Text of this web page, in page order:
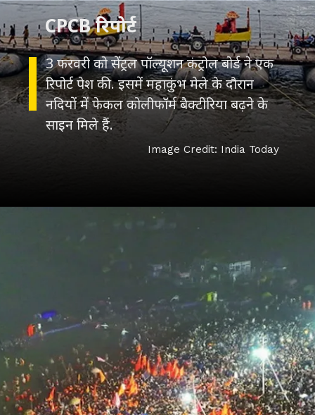
3 फरवरी को सेंट्रल पॉल्यूशन कंट्रोल बोर्ड ने एक
रिपोर्ट पेश की. इसमें महाकुंभ मेले के दौरान
नदियों में फेकल कोलीफॉर्म बैक्टीरिया बढ़ने के
साइन मिले हैं.
CPCB रिपोर्ट
Image Credit: India Today